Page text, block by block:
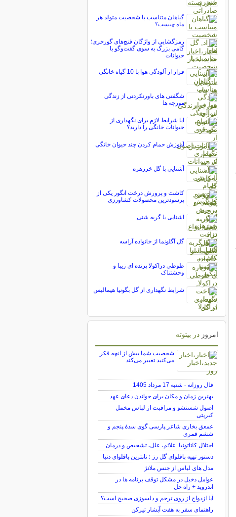
گیاهان متناسب با شخصیت متولد هر
ماه چیست؟
رمزگشایی از واژگان فنچ‌های گورخری؛
گامی بزرگ به سوی گفت‌وگو با
حیوانات
فرار از آلودگی هوا با 10 گیاه خانگی
شگفتی های باورنکردنی از زندگی
مورچه ها
‬حیوانات خانگی‭ ‬را‭ ‬دارید؟
آموزش حمام کردن چند حیوان خانگی
آشنایی با گل خرزهره
کاشت و پرورش درخت انگور یکی از
پرسودترین محصولات کشاورزی
آشنایی با گربه شنی
گل آگلونما از خانواده آراسه
طوطی دراکولا پرنده ای زیبا و
وحشتناک
شرایط نگهداری از گل بگونیا هیمالیس
امروز در بیتوته
شخصیت شما بیش از آنچه فکر
می‌کنید تغییر می‌کند
فال روزانه - شنبه 17 مرداد 1405
بهترین زمان و مکان برای خواندن دعای عهد
اصول شستشو و مراقبت از لباس مخمل
کبریتی
عمعق بخاری شاعر پارسی گوی سدهٔ پنجم و
ششم قمری
اختلال کاتاتونیا: علائم، علل، تشخیص و درمان
دستور تهیه باقلوای گل رز ؛ تاپترین باقلوای دنیا
مدل های لباس از جنس ملانژ
عوامل دخیل در مشکل توقف برنامه ها در
اندروید + راه حل
آیا ازدواج از روی ترحم و دلسوزی صحیح است؟
راهنمای سفر به هفت آبشار تیرکن